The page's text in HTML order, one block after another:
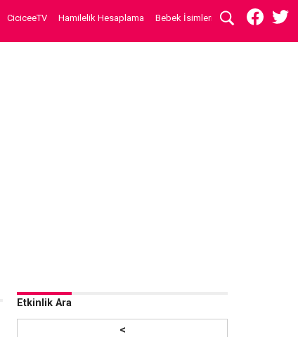
CiciceeTV Hamilelik Hesaplama Bebek İsimleri
Etkinlik Ara
<